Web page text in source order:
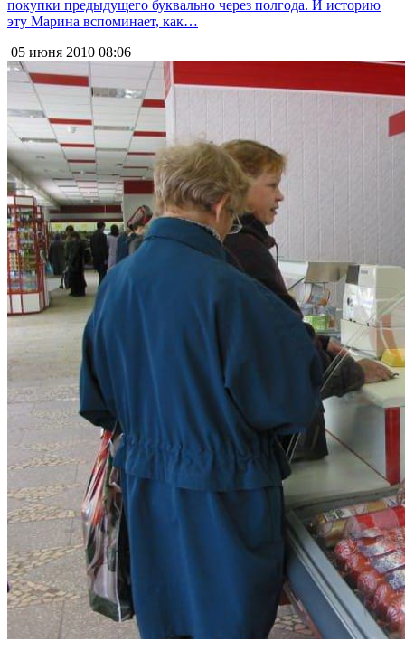
покупки предыдущего буквально через полгода. И историю
эту Марина вспоминает, как…
05 июня 2010 08:06